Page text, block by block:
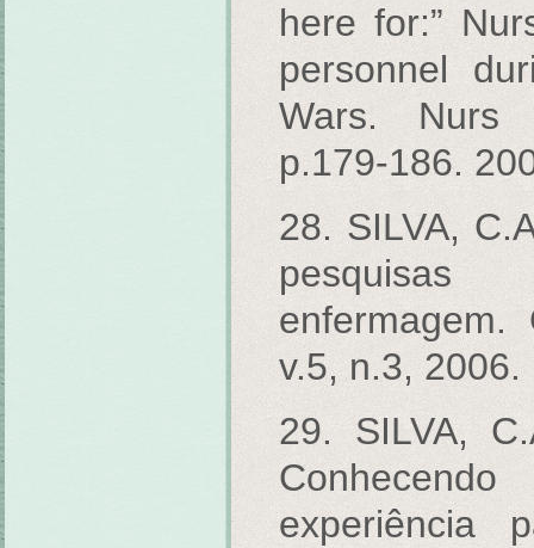
here for:”
personnel
Wars. Nurs
p.179-186.
28. SILVA,
v.5, n.3, 2006.
29. SILVA,
experiência